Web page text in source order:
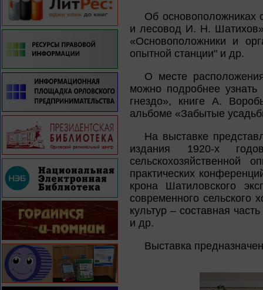
Об основоположниках
и лесовод И. Н.
«Основоположники и
опытной станции" и др.
О месте
можно подробнее
гнездо», книге А.
альбоме «Забытые
На выставке
издания 1920-х
сельскохозяйственной
практических
крона Шатиловского
современного сельского
культур – составная
и др.
Выставка